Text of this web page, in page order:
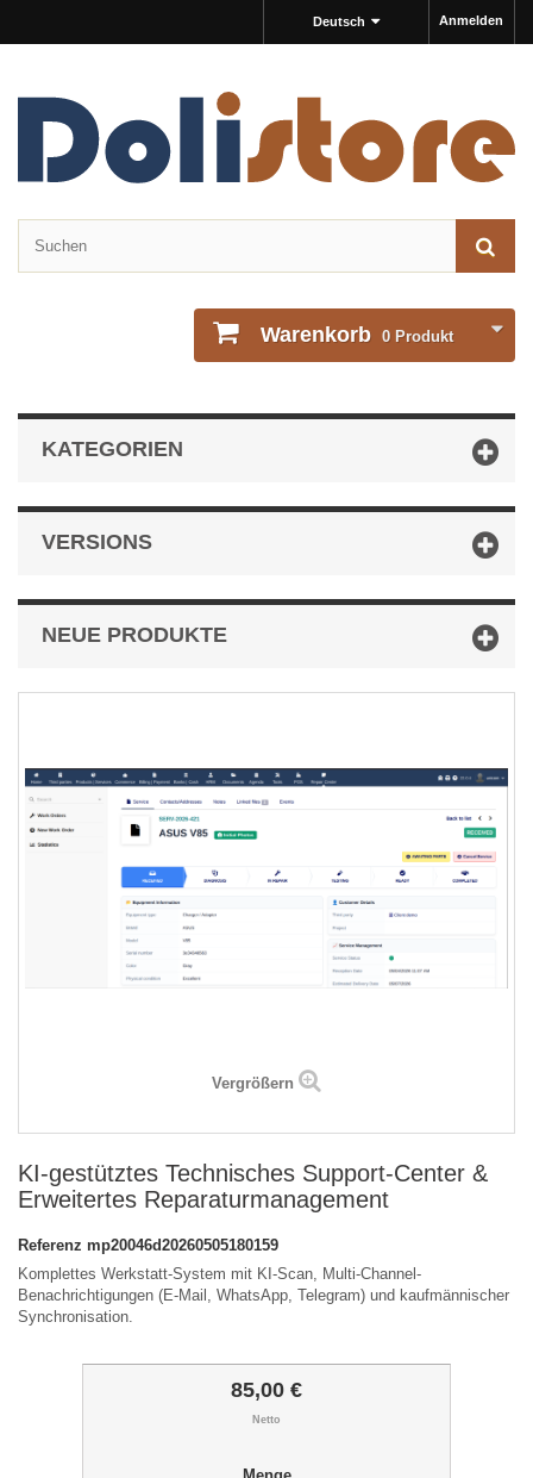
Anmelden
Deutsch
Warenkorb 0 Produkt
KATEGORIEN
VERSIONS
NEUE PRODUKTE
Vergrößern
KI-gestütztes Technisches Support-Center &
Erweitertes Reparaturmanagement
Referenz mp20046d20260505180159
Komplettes Werkstatt-System mit KI-Scan, Multi-Channel-
Benachrichtigungen (E-Mail, WhatsApp, Telegram) und kaufmännischer
Synchronisation.
85,00 €
Netto